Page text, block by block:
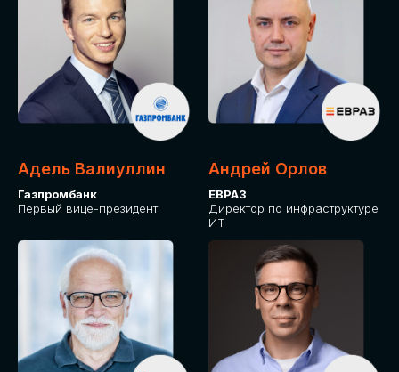
Адель Валиуллин
Газпромбанк
Первый вице-президент
Андрей Орлов
ЕВРАЗ
Директор по инфраструктуре
ИТ